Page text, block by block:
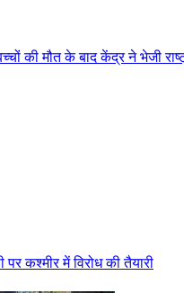
की मौत के बाद केंद्र ने भेजी
कश्मीर में विरोध की तैयारी